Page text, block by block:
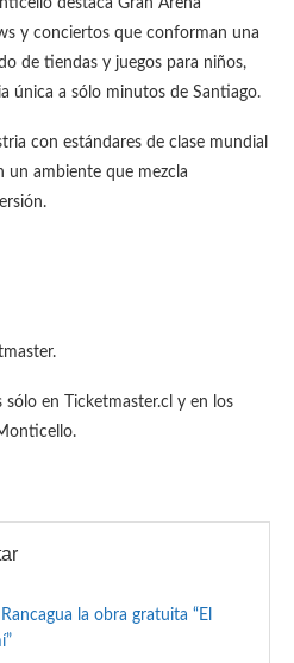
destaca Gran Arena
y conciertos que conforman una
de tiendas y juegos para niños,
única a sólo minutos de Santiago.
con estándares de clase mundial
un ambiente que mezcla
sólo en Ticketmaster.cl y en los
la obra gratuita “El